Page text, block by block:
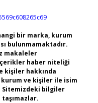
bir marka, kurum
bulunmamaktadır.
makaleler
haber niteliği
kişiler hakkında
kurum ve kişiler ile isim
bilgiler